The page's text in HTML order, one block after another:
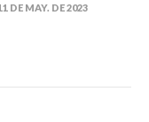
DE MAY. DE 2023